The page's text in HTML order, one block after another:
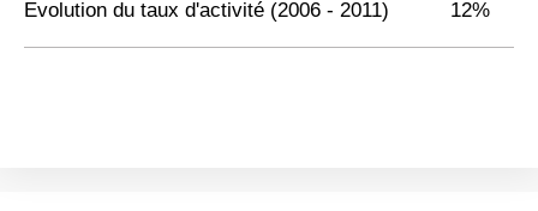
Evolution du taux d'activité (2006 - 2011) 12%